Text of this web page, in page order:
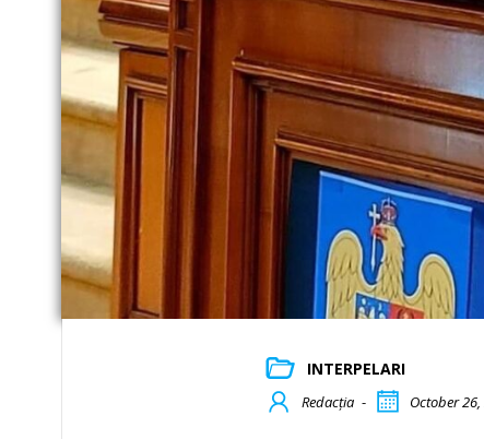
INTERPELARI
Redacția - October